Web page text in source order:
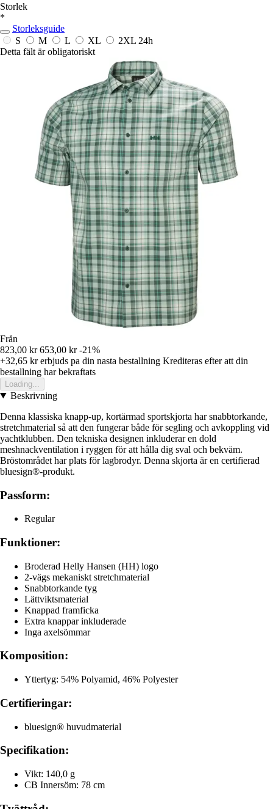
Storlek
*
Storleksguide
S
M L XL 2XL 24h
Detta fält är obligatoriskt
Från
823,00 kr 653,00 kr -21%
+32,65 krerbjuds pa din nasta bestallning Krediteras efter att din
bestallning har bekraftats
Loading...
Beskrivning
Denna klassiska knapp-up, kortärmad sportskjorta har snabbtorkande,
stretchmaterial så att den fungerar både för segling och avkoppling vid
yachtklubben. Den tekniska designen inkluderar en dold
meshnackventilation i ryggen för att hålla dig sval och bekväm.
Bröstområdet har plats för lagbrodyr. Denna skjorta är en certifierad
bluesign®-produkt.
Passform:
Regular
Funktioner:
Broderad Helly Hansen (HH) logo
2-vägs mekaniskt stretchmaterial
Snabbtorkande tyg
Lättviktsmaterial
Knappad framficka
Extra knappar inkluderade
Inga axelsömmar
Komposition:
Yttertyg: 54% Polyamid, 46% Polyester
Certifieringar:
bluesign® huvudmaterial
Specifikation:
Vikt: 140,0 g
CB Innersöm: 78 cm